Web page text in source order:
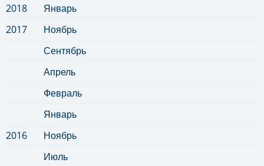
2018
Январь
2017
Ноябрь
Сентябрь
Апрель
Февраль
Январь
2016
Ноябрь
Июль